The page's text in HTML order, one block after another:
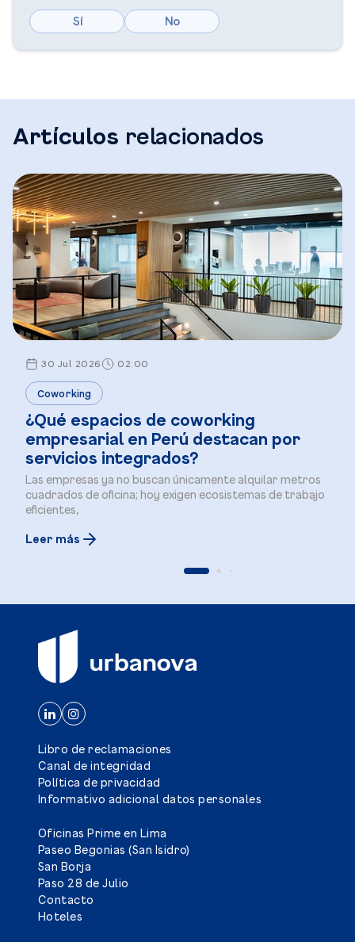
Sí No
Artículos relacionados
30 Jul 2026 02:00
Coworking
¿Qué espacios de coworking
empresarial en Perú destacan por
servicios integrados?
Las empresas ya no buscan únicamente alquilar metros
cuadrados de oficina; hoy exigen ecosistemas de trabajo
eficientes,
Leer más
Libro de reclamaciones
Canal de integridad
Política de privacidad
Informativo adicional datos personales
Oficinas Prime en Lima
Paseo Begonias (San Isidro)
San Borja
Paso 28 de Julio
Contacto
Hoteles